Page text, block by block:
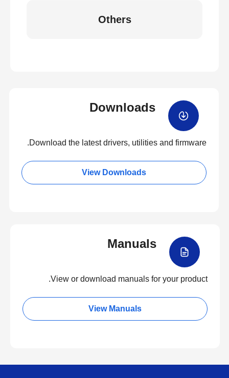
Others
Downloads
Download the latest drivers, utilities and firmware.
View Downloads
Manuals
View or download manuals for your product.
View Manuals